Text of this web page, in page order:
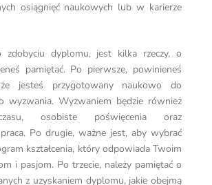
osiągnięć naukowych lub w karierze
zdobyciu dyplomu, jest kilka rzeczy, o
pamiętać. Po pierwsze, powinieneś
jesteś przygotowany naukowo do
wyzwania. Wyzwaniem będzie również
osobiste poświęcenia oraz
Po drugie, ważne jest, aby wybrać
kształcenia, który odpowiada Twoim
i pasjom. Po trzecie, należy pamiętać o
z uzyskaniem dyplomu, jakie obejmą